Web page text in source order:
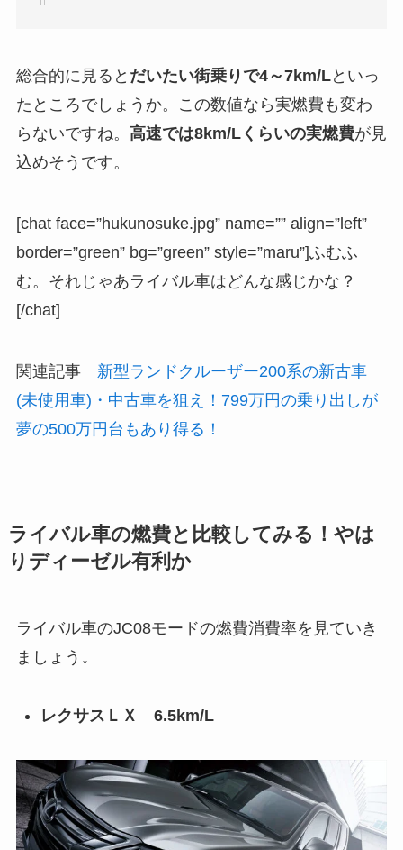
総合的に見ると だいたい街乗りで4～7km/Lといっ
たところでしょうか。この数値なら実燃費も変わ
らないですね。 高速では8km/Lくらいの実燃費が見
込めそうです。
[chat face=”hukunosuke.jpg” name=”” align=”left”
border=”green” bg=”green” style=”maru”]ふむふ
む。それじゃあライバル車はどんな感じかな？
[/chat]
関連記事
新型ランドクルーザー200系の新古車
(未使用車)・中古車を狙え！799万円の乗り出しが
夢の500万円台もあり得る！
ライバル車の燃費と比較してみる！やは
りディーゼル有利か
ライバル車のJC08モードの燃費消費率を見ていき
ましょう↓
レクサスＬＸ 6.5km/L